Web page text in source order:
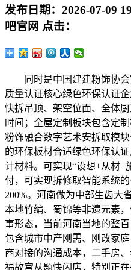
发布日期： 2026-07-09
吧官网 点击：
同时是中国建建粉饰协会
质量认证核心绿色环保认证
快拆吊顶、架空位面、全体
时间；全屋定制板块包含定
粉饰融合数字艺术安拆取模
的环保板材合适绿色环保认
计材料。可实现“设想+从材+
付，可实现拆修取智能系统
200%。河南做为中部生齿大
本地竹编、蜀锦等非遗元素
事形态，当前河南当地的整
包含城市中产刚需、刚改家
商对接的沟通成本，二手房
福故宫从题快闪店，特别正